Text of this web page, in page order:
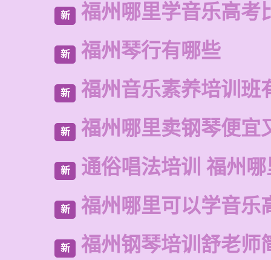
新 福州哪里学音乐高考
新 福州琴行有哪些
新 福州音乐素养培训班
新 福州哪里卖钢琴便宜
新 通俗唱法培训 福州
新 福州哪里可以学音乐
新 福州钢琴培训舒老师